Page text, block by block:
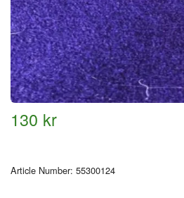
130 kr
Article Number: 55300124